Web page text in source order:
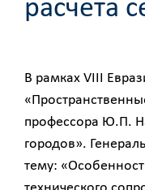
расчета
В рамках VIII
профессора Ю.П.
городов».
тему: